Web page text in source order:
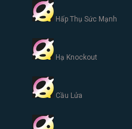
Hấp Thụ Sức Mạnh
Hạ Knockout
Cầu Lửa